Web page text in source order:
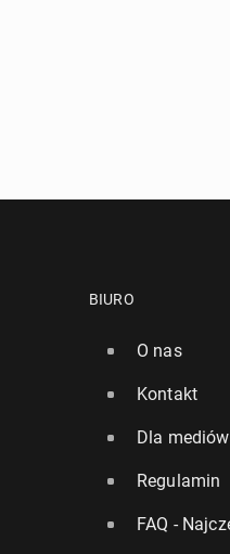
BIURO
O nas
Kontakt
Dla mediów
Regulamin